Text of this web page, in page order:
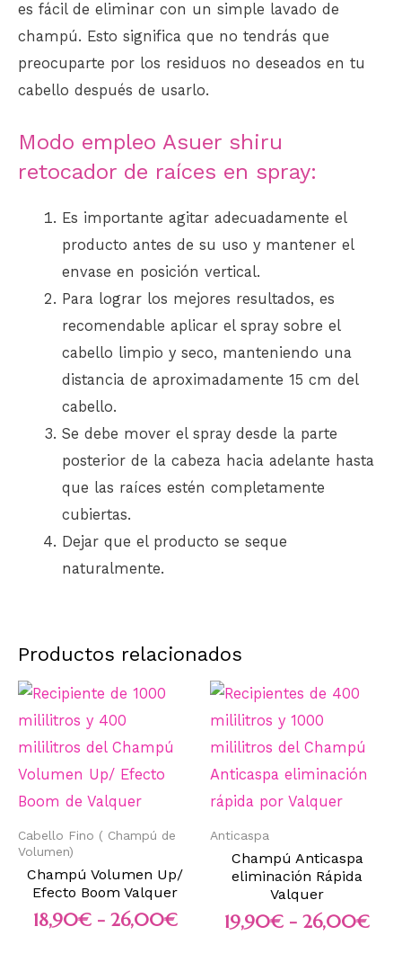
es fácil de eliminar con un simple lavado de
champú. Esto significa que no tendrás que
preocuparte por los residuos no deseados en tu
cabello después de usarlo.
Modo empleo Asuer shiru
retocador de raíces en spray:
Es importante agitar adecuadamente el
producto antes de su uso y mantener el
envase en posición vertical.
Para lograr los mejores resultados, es
recomendable aplicar el spray sobre el
cabello limpio y seco, manteniendo una
distancia de aproximadamente 15 cm del
cabello.
Se debe mover el spray desde la parte
posterior de la cabeza hacia adelante hasta
que las raíces estén completamente
cubiertas.
Dejar que el producto se seque
naturalmente.
Productos relacionados
Cabello Fino ( Champú de
Volumen)
Champú Volumen Up/
Efecto Boom Valquer
18,90€ - 26,00€
Anticaspa
Champú Anticaspa
eliminación Rápida
Valquer
19,90€ - 26,00€